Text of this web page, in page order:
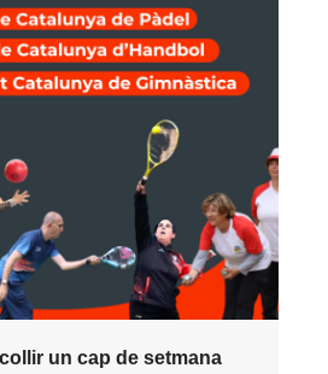
un cap de setmana